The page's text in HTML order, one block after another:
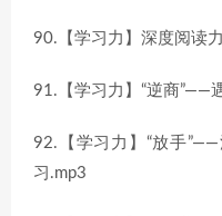
90.【学习力】深度阅读
91.【学习力】“逆商”——
92.【学习力】“放手
习.mp3